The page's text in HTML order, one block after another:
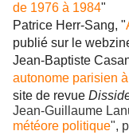
de 1976 à 1984"
Patrice Herr-Sang, "
publié sur le
Jean-Baptiste
autonome parisien
site de revue
Jean-Guillaume
météore politique",